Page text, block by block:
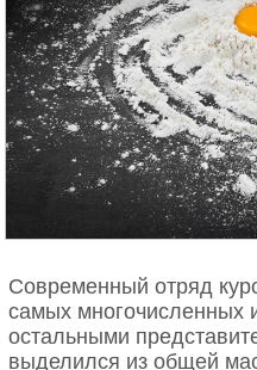
напротив окон той
поднял глаза и увидел
Он отложил сэндвич,
курок. Эти два
Фердинанда, но и
планеты. Если бы
очередь в кофейне —
миллионов человек
мира не пришлось бы
Современный отряд
самых многочисленных
остальными
выделился из общей